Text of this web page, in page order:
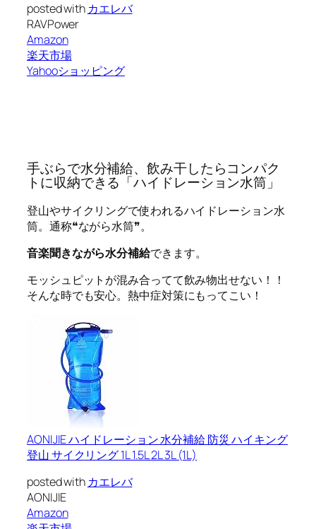
posted withカエレバ
RAVPower
Amazon
楽天市場
Yahooショッピング
手ぶらで水分補給、飲み干したらコンパク
トに収納できる「ハイドレーション水筒」
登山やサイクリングで使われるハイドレーション水
筒。通称❝ながら水筒❞。
音楽聞きながら水分補給できます。
モッシュピットが混み合ってて飲み物出せない！！
そんな時でも安心。熱中症対策にもってこい！
AONIJIE ハイドレーション 水分補給 防災 ハイキング
登山 サイクリング 1L 1.5L 2L 3L (1L)
posted with カエレバ
AONIJIE
Amazon